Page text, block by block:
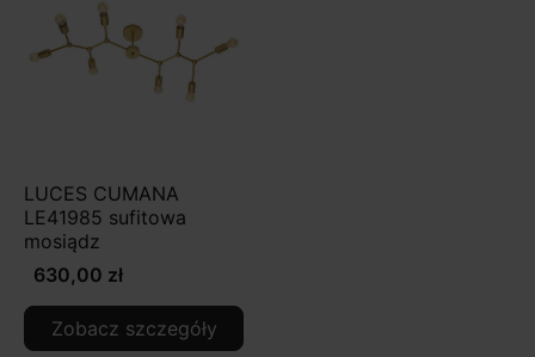
LUCES CUMANA
LE41985 sufitowa
mosiądz
630,00 zł
Zobacz szczegóły